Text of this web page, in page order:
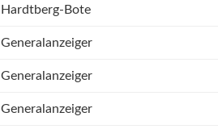
Hardtberg-Bote
Generalanzeiger
Generalanzeiger
Generalanzeiger